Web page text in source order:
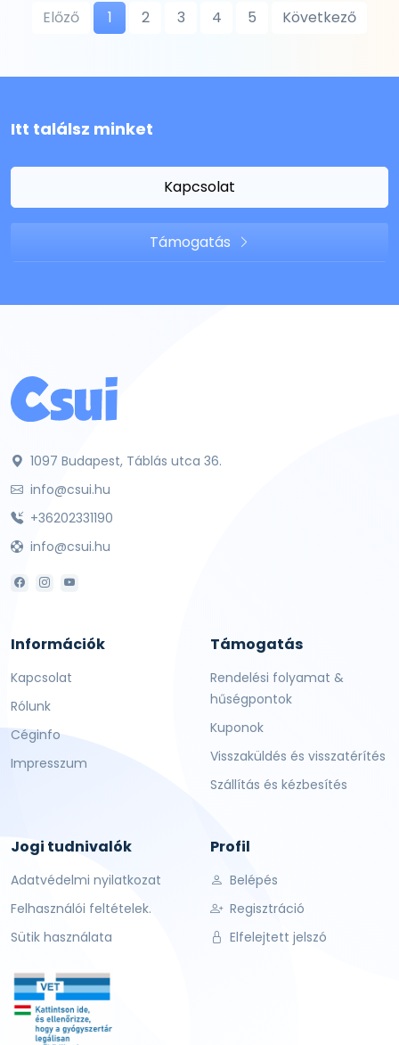
Előző 1 2 3 4 5 Következő
Itt találsz minket
Kapcsolat
Támogatás
1097 Budapest, Táblás utca 36.
info@csui.hu
+36202331190
info@csui.hu
Információk
Kapcsolat
Rólunk
Céginfo
Impresszum
Támogatás
Rendelési folyamat &
hűségpontok
Kuponok
Visszaküldés és visszatérítés
Szállítás és kézbesítés
Jogi tudnivalók
Adatvédelmi nyilatkozat
Felhasználói feltételek.
Sütik használata
Profil
Belépés
Regisztráció
Elfelejtett jelszó